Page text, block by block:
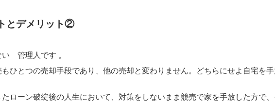
とデメリット②
管理人です 。
ひとつの売却手段であり、他の売却と変わりません。どちらにせよ自宅を
たローン破綻後の人生において、対策をしないまま競売で家を手放した方で